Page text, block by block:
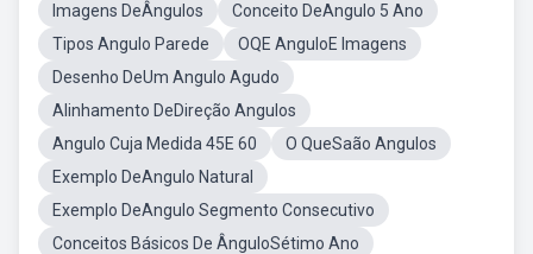
Imagens DeÂngulos
Conceito DeAngulo 5 Ano
Tipos Angulo Parede
OQE AnguloE Imagens
Desenho DeUm Angulo Agudo
Alinhamento DeDireção Angulos
Angulo Cuja Medida 45E 60
O QueSaão Angulos
Exemplo DeAngulo Natural
Exemplo DeAngulo Segmento Consecutivo
Conceitos Básicos De ÂnguloSétimo Ano